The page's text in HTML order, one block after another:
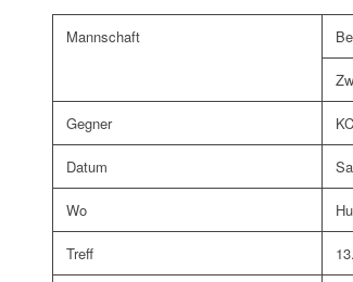
Mannschaft
Gegner
Datum
Wo
Treff